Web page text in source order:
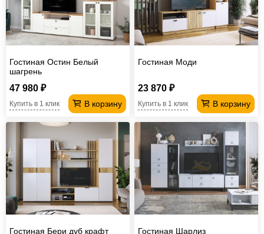
Гостиная Остин Белый
шагрень
47 980 ₽
В корзину
Купить в 1 клик
Гостиная Моди
23 870 ₽
В корзину
Купить в 1 клик
Гостиная Бери дуб крафт
Гостиная Шарлиз